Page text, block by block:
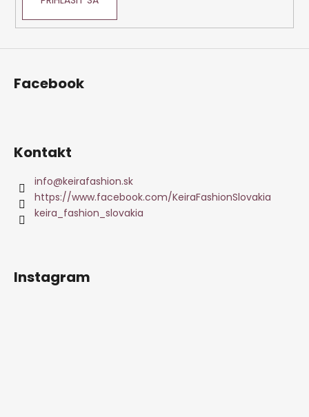
Facebook
Kontakt
info@keirafashion.sk
https://www.facebook.com/KeiraFashionSlovakia
keira_fashion_slovakia
Instagram